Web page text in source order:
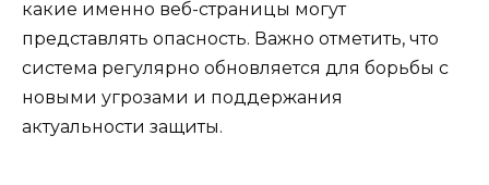
какие именно веб-страницы могут
представлять опасность. Важно отметить, что
система регулярно обновляется для борьбы с
новыми угрозами и поддержания
актуальности защиты.